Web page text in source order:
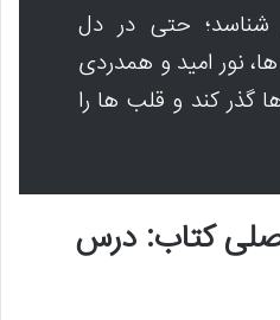
شناسد؛ حتی در دل
نور امید و همدردی
گذر کند و قلب ها را
کتاب: درس